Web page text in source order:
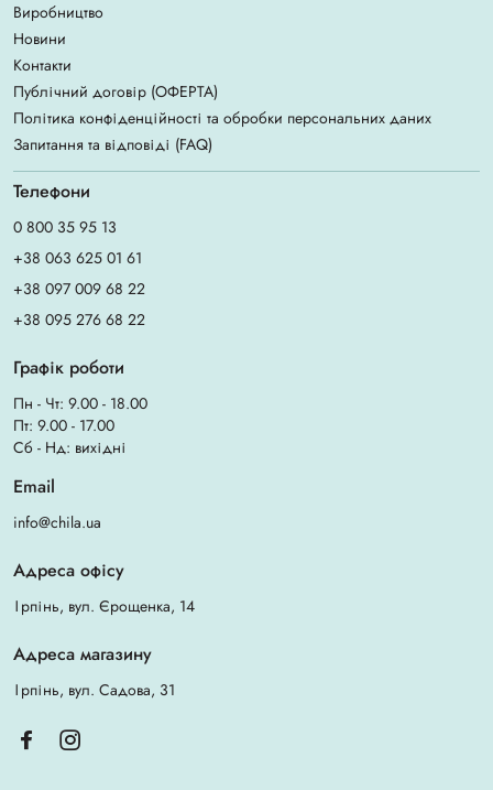
Виробництво
Новини
Контакти
Публічний договір (ОФЕРТА)
Політика конфіденційності та обробки персональних даних
Запитання та відповіді (FAQ)
Телефони
0 800 35 95 13
+38 063 625 01 61
+38 097 009 68 22
+38 095 276 68 22
Графік роботи
Пн - Чт: 9.00 - 18.00
Пт: 9.00 - 17.00
Сб - Нд: вихідні
Email
info@chila.ua
Адреса офісу
Ірпінь, вул. Єрощенка, 14
Адреса магазину
Ірпінь, вул. Садова, 31